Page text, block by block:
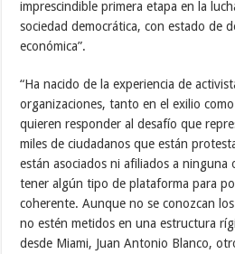
imprescindible primera etapa en la
sociedad democrática, con estado de
económica”.
“Ha nacido de la experiencia de
organizaciones, tanto en el exilio
quieren responder al desafío que
miles de ciudadanos que están
están asociados ni afiliados a ninguna
tener algún tipo de plataforma para
coherente. Aunque no se conozcan
no estén metidos en una estructura
desde Miami, Juan Antonio Blanco,